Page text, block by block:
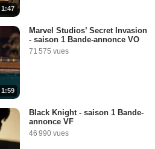
1:47
1:59
Marvel Studios’ Secret Invasion
- saison 1 Bande-annonce VO
71 575 vues
Black Knight - saison 1 Bande-
annonce VF
46 990 vues